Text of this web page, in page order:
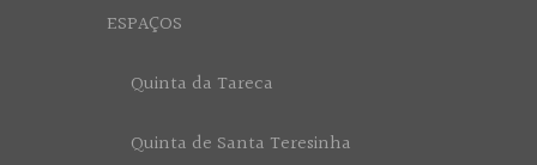
ESPAÇOS
Quinta da Tareca
Quinta de Santa Teresinha